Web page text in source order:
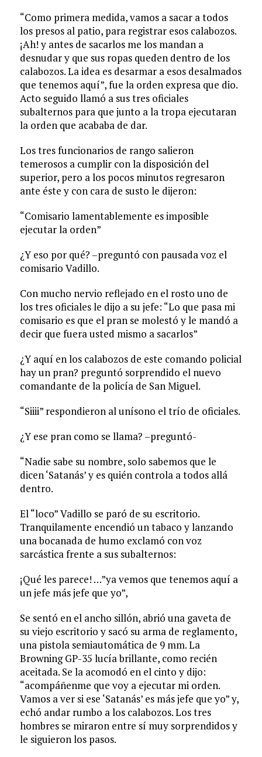
“Como primera medida, vamos a sacar a todos
los presos al patio, para registrar esos calabozos.
¡Ah! y antes de sacarlos me los mandan a
desnudar y que sus ropas queden dentro de los
calabozos. La idea es desarmar a esos desalmados
que tenemos aquí”, fue la orden expresa que dio.
Acto seguido llamó a sus tres oficiales
subalternos para que junto a la tropa ejecutaran
la orden que acababa de dar.
Los tres funcionarios de rango salieron
temerosos a cumplir con la disposición del
superior, pero a los pocos minutos regresaron
ante éste y con cara de susto le dijeron:
“Comisario lamentablemente es imposible
ejecutar la orden”
¿Y eso por qué? –preguntó con pausada voz el
comisario Vadillo.
Con mucho nervio reflejado en el rosto uno de
los tres oficiales le dijo a su jefe: “Lo que pasa mi
comisario es que el pran se molestó y le mandó a
decir que fuera usted mismo a sacarlos”
¿Y aquí en los calabozos de este comando policial
hay un pran? preguntó sorprendido el nuevo
comandante de la policía de San Miguel.
“Siiii” respondieron al unísono el trío de oficiales.
¿Y ese pran como se llama? –preguntó-
“Nadie sabe su nombre, solo sabemos que le
dicen ‘Satanás’ y es quién controla a todos allá
dentro.
El “loco” Vadillo se paró de su escritorio.
Tranquilamente encendió un tabaco y lanzando
una bocanada de humo exclamó con voz
sarcástica frente a sus subalternos:
¡Qué les parece! …”ya vemos que tenemos aquí a
un jefe más jefe que yo”,
Se sentó en el ancho sillón, abrió una gaveta de
su viejo escritorio y sacó su arma de reglamento,
una pistola semiautomática de 9 mm. La
Browning GP-35 lucía brillante, como recién
aceitada. Se la acomodó en el cinto y dijo:
“acompáñenme que voy a ejecutar mi orden.
Vamos a ver si ese ‘Satanás’ es más jefe que yo” y,
echó andar rumbo a los calabozos. Los tres
hombres se miraron entre sí muy sorprendidos y
le siguieron los pasos.